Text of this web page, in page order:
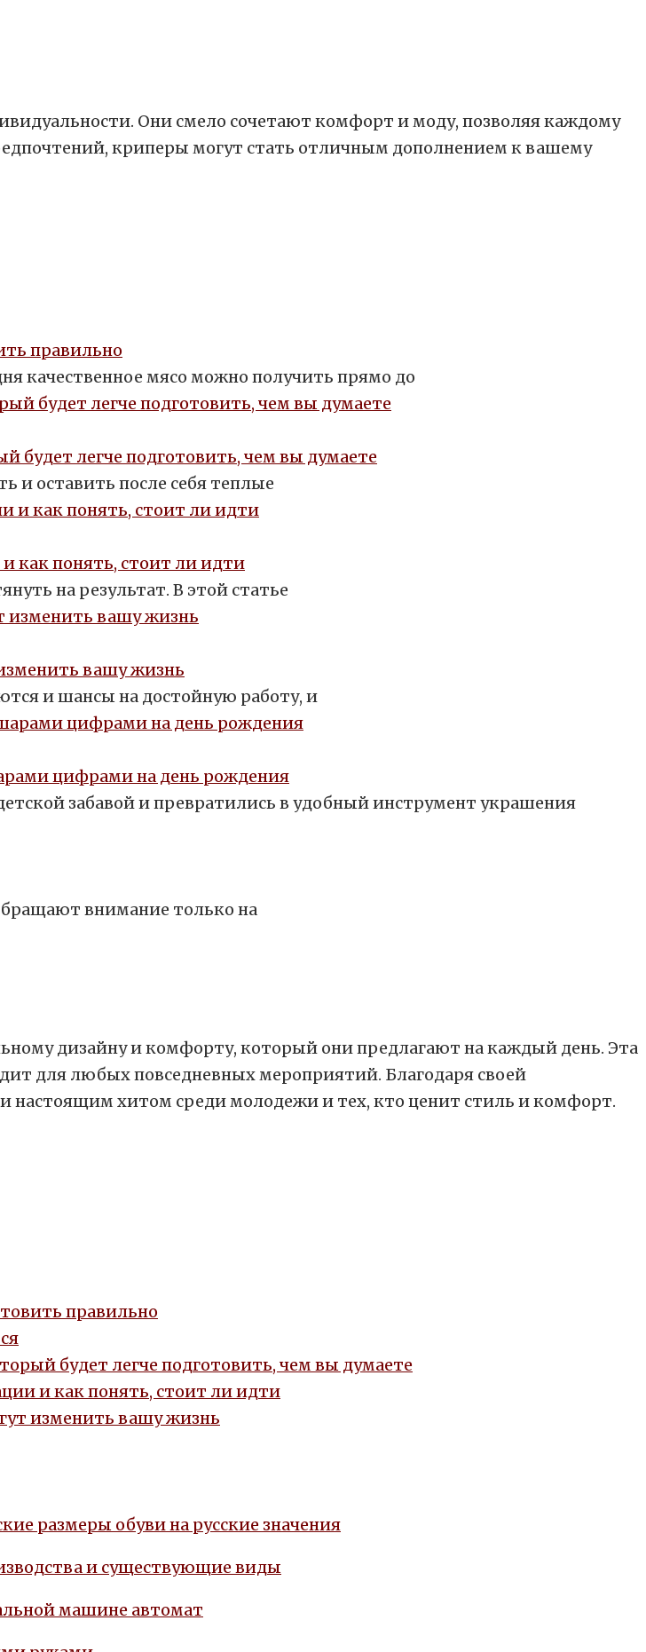
Они смело сочетают комфорт и моду, позволяя каждому
криперы могут стать отличным дополнением к вашему
правильно
качественное мясо можно получить прямо до
будет легче подготовить, чем вы думаете
и оставить после себя теплые
как понять, стоит ли идти
на результат. В этой статье
вашу жизнь
и шансы на достойную работу, и
цифрами на день рождения
забавой и превратились в удобный инструмент украшения
внимание только на
дизайну и комфорту, который они предлагают на каждый день. Эта
для любых повседневных мероприятий. Благодаря своей
настоящим хитом среди молодежи и тех, кто ценит стиль и комфорт.
правильно
будет легче подготовить, чем вы думаете
и как понять, стоит ли идти
изменить вашу жизнь
размеры обуви на русские значения
и существующие виды
машине автомат